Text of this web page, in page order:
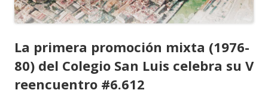
La primera promoción mixta (1976-
80) del Colegio San Luis celebra su V
reencuentro #6.612